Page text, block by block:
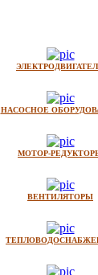
НАСОСНОЕ
МОТОР-
ВЕНТИЛЯТОРЫ